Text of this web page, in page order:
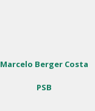
Marcelo Berger Costa
PSB